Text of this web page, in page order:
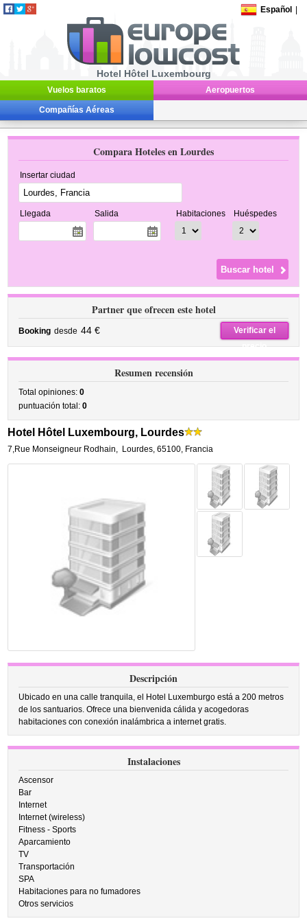
Español
Hotel Hôtel Luxembourg
Vuelos baratos Aeropuertos
Compañías Aéreas
Compara Hoteles en Lourdes
Insertar ciudad
Llegada Salida Habitaciones Huéspedes
Partner que ofrecen este hotel
Booking desde 44 €
Verificar el
precio
Resumen recensión
Total opiniones:0
puntuación total:0
Hotel Hôtel Luxembourg, Lourdes
7,Rue Monseigneur Rodhain, Lourdes,65100, Francia
Descripción
Ubicado en una calle tranquila, el Hotel Luxemburgo está a 200 metros
de los santuarios. Ofrece una bienvenida cálida y acogedoras
habitaciones con conexión inalámbrica a internet gratis.
Instalaciones
Ascensor
Bar
Internet
Internet (wireless)
Fitness - Sports
Aparcamiento
TV
Transportación
SPA
Habitaciones para no fumadores
Otros servicios